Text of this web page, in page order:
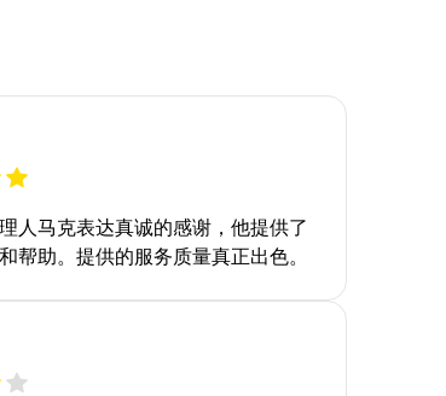
人马克表达真诚的感谢，他提供了
帮助。提供的服务质量真正出色。